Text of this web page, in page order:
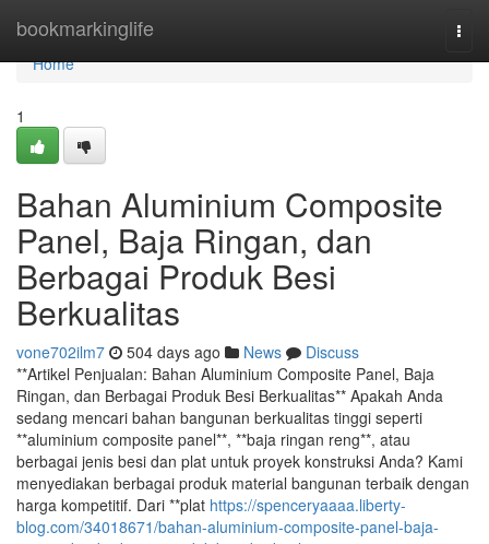
bookmarkinglife
Home
Home
1
Bahan Aluminium Composite
Panel, Baja Ringan, dan
Berbagai Produk Besi
Berkualitas
vone702ilm7 504 days ago News
Discuss
**Artikel Penjualan: Bahan Aluminium Composite Panel, Baja
Ringan, dan Berbagai Produk Besi Berkualitas** Apakah Anda
sedang mencari bahan bangunan berkualitas tinggi seperti
**aluminium composite panel**, **baja ringan reng**, atau
berbagai jenis besi dan plat untuk proyek konstruksi Anda? Kami
menyediakan berbagai produk material bangunan terbaik dengan
harga kompetitif. Dari **plat https://spenceryaaaa.liberty-
blog.com/34018671/bahan-aluminium-composite-panel-baja-